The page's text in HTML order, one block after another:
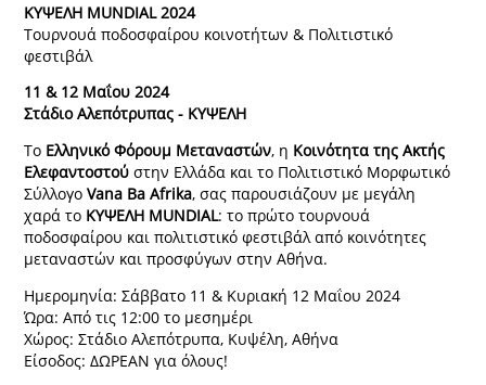
ΚΥΨΕΛΗ MUNDIAL 2024
Τουρνουά ποδοσφαίρου κοινοτήτων & Πολιτιστικό
φεστιβάλ
11 & 12 Μαΐου 2024
Στάδιο Αλεπότρυπας - ΚΥΨΕΛΗ
Το Ελληνικό Φόρουμ Μεταναστών, η Κοινότητα της Ακτής
Ελεφαντοστούστην Ελλάδα και το Πολιτιστικό Μορφωτικό
Σύλλογο Vana Ba Afrika, σας παρουσιάζουν με μεγάλη
χαρά το ΚΥΨΕΛΗ MUNDIAL: το πρώτο τουρνουά
ποδοσφαίρου και πολιτιστικό φεστιβάλ από κοινότητες
μεταναστών και προσφύγων στην Αθήνα.
Ημερομηνία: Σάββατο 11 & Κυριακή 12 Μαΐου 2024
Ώρα: Από τις 12:00 το μεσημέρι
Χώρος: Στάδιο Αλεπότρυπα, Κυψέλη, Αθήνα
Είσοδος: ΔΩΡΕΑΝ για όλους!